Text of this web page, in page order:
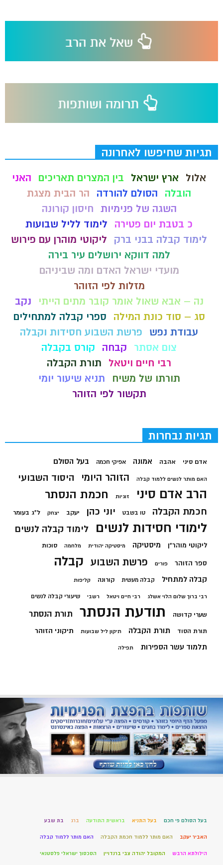
תגיות שחיפשו לאחרונה
אלול ארץ ישראל בין המצרים תאריכים
האני
הובלה
הסולם להורדה
הר הבית מצגת
השגה של פנימיות חיסון קורונה
כ בטבת יום פטירה
לימוד לליל שבועות
לימוד קבלה בבני ברק
ליקוטי מוהרן עם פירוש
למה דווקא ירושלים עיר בירה
מועדי ישראל האדם ומה שביניהם
מזלות לפי הזוהר
נה – אבא שאול אומר קובר מתים הייתי
נקב
סג – סוד כונת המילה
ספרי קבלה למתחילים
עבודת נפש
פרשת השבוע חסידות וקבלה
צום אסתר
קבחה
קורס בקבלה
רבי חיים ויטאל
תורת הקבלה
תורתו של משיח
תניא שיעור יומי
תקשור לפי הזוהר
תגיות נבחרות
אדם סיני אהבה אמונה אפיקי חכמה בעל הסולם
האם מותר לנשים ללמוד קבלה הזוהר היומי היסוד השבועי
הרב אדם סיני זוגיות חכמת הנסתר
חכמת הקבלה טו בשבט יוני כהן יעקב יצחק ל"ג בעומר
לימודי חסידות לנשים לימוד קבלה לנשים
ליקוטי מוהר"ן מיסטיקה מיסטיקה יהודית מלחמה סוכות
ספר הזוהר פורים פרשת השבוע קבלה
קבלה למתחיל קבלה מעשית קורונה קליפות
רבי ברוך שלום הלוי אשלג רבי חיים ויטאל רשבי שיעורי קבלה לנשים
שערי קדושה תודעת הנסתר תורת הנסתר
תורת הסוד תורת הקבלה תיקון ליל שבועות תיקוני הזוהר
תלמוד עשר הספירות תפילה
בעל הסולם פי חכם בעל התניא בראשית התודעה ברג בת שבע
האביר יעקב האם מותר ללמוד חכמת הקבלה האם מותר ללמוד קבלה
הילולתא הרבש המקובל יהודה צבי ברנדויין הסכסוך ישראלי פלסטנאי